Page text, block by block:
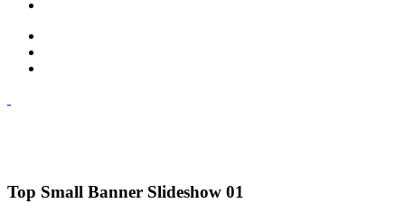
Top Small Banner Slideshow 01